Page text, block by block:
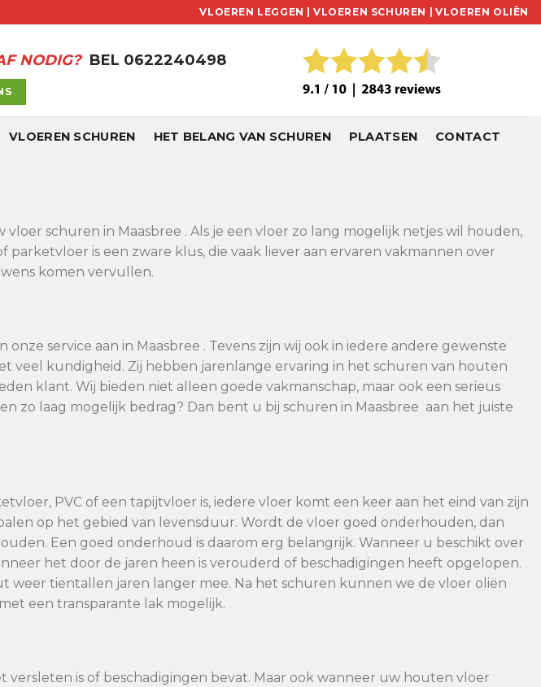
VLOEREN LEGGEN | VLOEREN SCHUREN | VLOEREN OLIËN
NODIG? BEL 0622240498
VLOEREN SCHUREN HET BELANG VAN SCHUREN PLAATSEN CONTACT
schuren in Maasbree . Als je een vloer zo lang mogelijk netjes wil houden,
is een zware klus, die vaak liever aan ervaren vakmannen over
komen vervullen.
service aan in Maasbree . Tevens zijn wij ook in iedere andere gewenste
veel kundigheid. Zij hebben jarenlange ervaring in het schuren van houten
klant. Wij bieden niet alleen goede vakmanschap, maar ook een serieus
zo laag mogelijk bedrag? Dan bent u bij schuren in Maasbree aan het juiste
PVC of een tapijtvloer is, iedere vloer komt een keer aan het eind van zijn
op het gebied van levensduur. Wordt de vloer goed onderhouden, dan
Een goed onderhoud is daarom erg belangrijk. Wanneer u beschikt over
het door de jaren heen is verouderd of beschadigingen heeft opgelopen.
tientallen jaren langer mee. Na het schuren kunnen we de vloer oliën
een transparante lak mogelijk.
is of beschadigingen bevat. Maar ook wanneer uw houten vloer